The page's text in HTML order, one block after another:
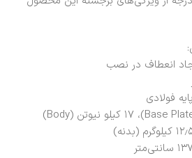
فولادی